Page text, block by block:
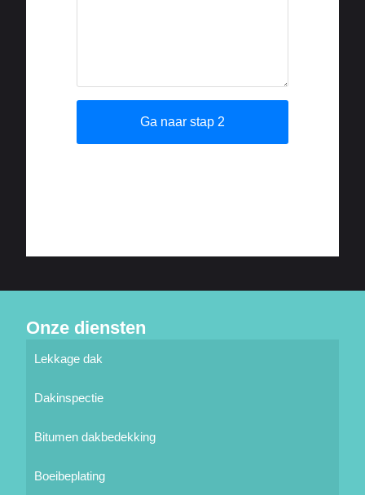
Onze diensten
Lekkage dak
Dakinspectie
Bitumen dakbedekking
Boeibeplating